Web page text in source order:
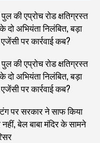
की एप्रोच रोड क्षतिग्रस्त
दो अभियंता निलंबित, बड़ा
पर कार्रवाई कब?
की एप्रोच रोड क्षतिग्रस्त
दो अभियंता निलंबित, बड़ा
पर कार्रवाई कब?
पर सरकार ने साफ किया
बेल बाबा मंदिर के सामने